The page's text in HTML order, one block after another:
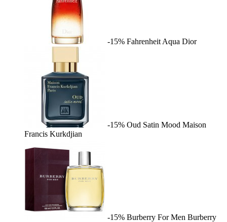
-15% Fahrenheit Aqua Dior
-15% Oud Satin Mood Maison
Francis Kurkdjian
-15% Burberry For Men Burberry